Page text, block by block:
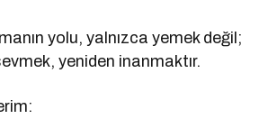
yolu, yalnızca yemek değil;
yeniden inanmaktır.